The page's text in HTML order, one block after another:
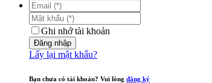
Ghi nhớ tài khoản
Đăng nhập
Lấy lại mật khẩu?
Bạn chưa có tài khoản? Vui lòng đăng ký